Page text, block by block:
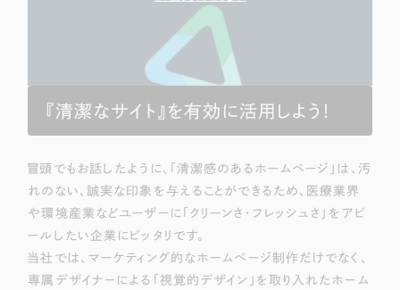
『清潔なサイト』を有効に活用しよう！
冒頭でもお話したように、「清潔感のあるホームページ」は、汚
れのない、誠実な印象を与えることができるため、医療業界
や環境産業などユーザーに
「クリーンさ・フレッシュさ」 をアピ
ールしたい企業にピッタリです。
当社では、マーケティング的なホームページ制作だけでなく、
専属デザイナーによる「視覚的デザイン」を取り入れたホーム